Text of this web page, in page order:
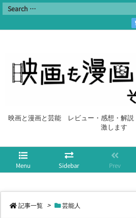
映画と漫画と芸能 レビュー・感想・解
激します
Menu Sidebar Prev
記事一覧 > 芸能人